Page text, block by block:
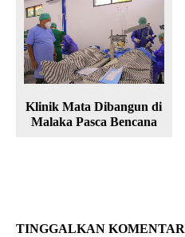
Klinik Mata Dibangun di
Malaka Pasca Bencana
TINGGALKAN KOMENTAR